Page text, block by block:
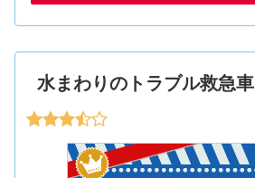
水まわりのトラブル救急車